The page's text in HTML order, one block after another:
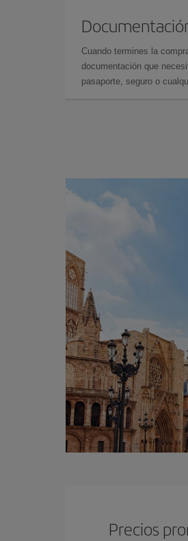
Cuando termines la
documentación que
pasaporte, seguro o
Precios